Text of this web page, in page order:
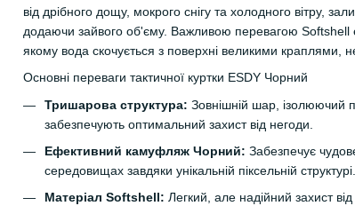
від дрібного дощу, мокрого снігу та холодного вітру,
додаючи зайвого об'єму. Важливою перевагою Softshell
якому вода скочується з поверхні великими краплями,
Основні переваги тактичної куртки ESDY Чорний
Тришарова структура: Зовнішній шар, ізолюючий
забезпечують оптимальний захист від негоди.
Ефективний камуфляж Чорний: Забезпечує
середовищах завдяки унікальній піксельній структурі.
Матеріал Softshell: Легкий, але надійний захист